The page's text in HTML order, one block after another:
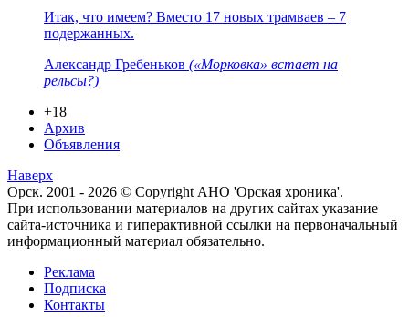
Итак, что имеем? Вместо 17 новых трамваев – 7
подержанных.
Александр Гребеньков («Морковка» встает на
рельсы?)
+18
Архив
Объявления
Наверх
Орск. 2001 - 2026 © Copyright АНО 'Орская хроника'.
При использовании материалов на других сайтах указание
сайта-источника и гиперактивной ссылки на первоначальный
информационный материал обязательно.
Реклама
Подписка
Контакты